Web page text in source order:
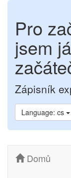
Pro
jsem
Zápisník
Language: cs
Domů